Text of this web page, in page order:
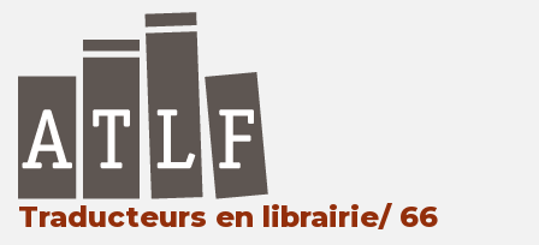
Traducteurs en librairie/ 66